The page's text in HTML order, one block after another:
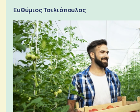
Ευθύμιος Τσιλιόπουλος